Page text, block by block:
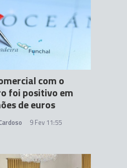
com o
foi positivo em
de euros
9 Fev 11:55